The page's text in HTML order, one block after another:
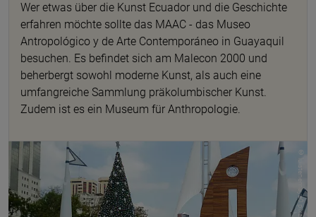
Wer etwas über die Kunst Ecuador und die Geschichte
erfahren möchte sollte das MAAC - das Museo
Antropológico y de Arte Contemporáneo in Guayaquil
besuchen. Es befindet sich am Malecon 2000 und
beherbergt sowohl moderne Kunst, als auch eine
umfangreiche Sammlung präkolumbischer Kunst.
Zudem ist es ein Museum für Anthropologie.
© luistenemaya0 pixabay